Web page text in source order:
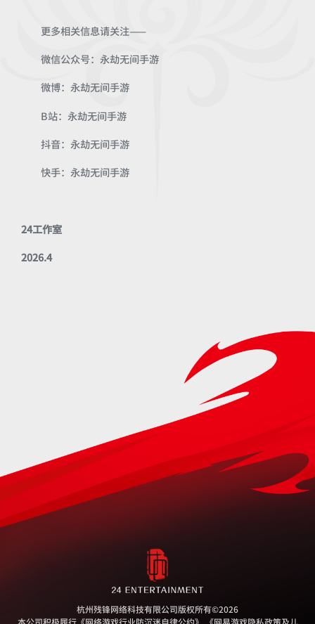
更多相关信息请关注——
微信公众号：永劫无间手游
微博：永劫无间手游
B站：永劫无间手游
抖音：永劫无间手游
快手：永劫无间手游
24工作室
2026.4
杭州残锋网络科技有限公司版权所有©2026
本公司积极履行《网络游戏行业防沉迷自律公约》 《网易游戏隐私政策及儿